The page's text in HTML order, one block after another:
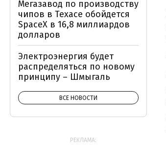
Мегазавод по производству
чипов в Техасе обойдется
SpaceX в 16,8 миллиардов
долларов
Электроэнергия будет
распределяться по новому
принципу – Шмыгаль
ВСЕ НОВОСТИ
РЕКЛАМА: